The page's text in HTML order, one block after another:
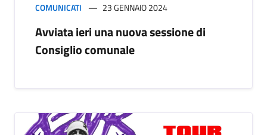
COMUNICATI 23 GENNAIO 2024
Avviata ieri una nuova sessione di
Consiglio comunale